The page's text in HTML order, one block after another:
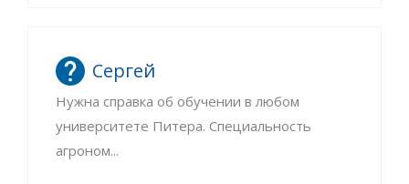
Сергей
Нужна справка об обучении в любом
университете Питера. Специальность
агроном...